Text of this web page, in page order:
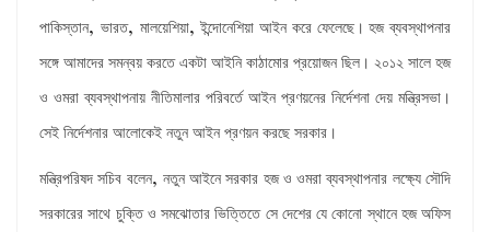
পাকিস্তান, ভারত, মালয়েশিয়া,ইন্দোনেশিয়া আইন করে ফেলেছে। হজ ব্যবস্থাপনার
সঙ্গে আমাদের সমন্বয় করতে একটা আইনি কাঠামোর প্রয়োজন ছিল। ২০১২ সালে হজ
ও ওমরা ব্যবস্থাপনায় নীতিমালার পরিবর্তে আইন প্রণয়নের নির্দেশনা দেয় মন্ত্রিসভা।
সেই নির্দেশনার আলোকেই নতুন আইন প্রণয়ন করছে সরকার।
মন্ত্রিপরিষদ সচিব বলেন, নতুন আইনে সরকার হজ ও ওমরা ব্যবস্থাপনার লক্ষ্যে সৌদি
সরকারের সাথে চুক্তি ও সমঝোতার ভিত্তিতে সে দেশের যে কোনো স্থানে হজ অফিস